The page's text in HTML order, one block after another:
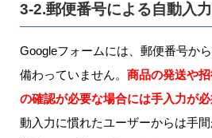
3-2.郵便番号による自動入
Googleフォームには、郵便番号か
備わっていません。 商品の発送や
の確認が必要な場合には手入力が必
動入力に慣れたユーザーからは手